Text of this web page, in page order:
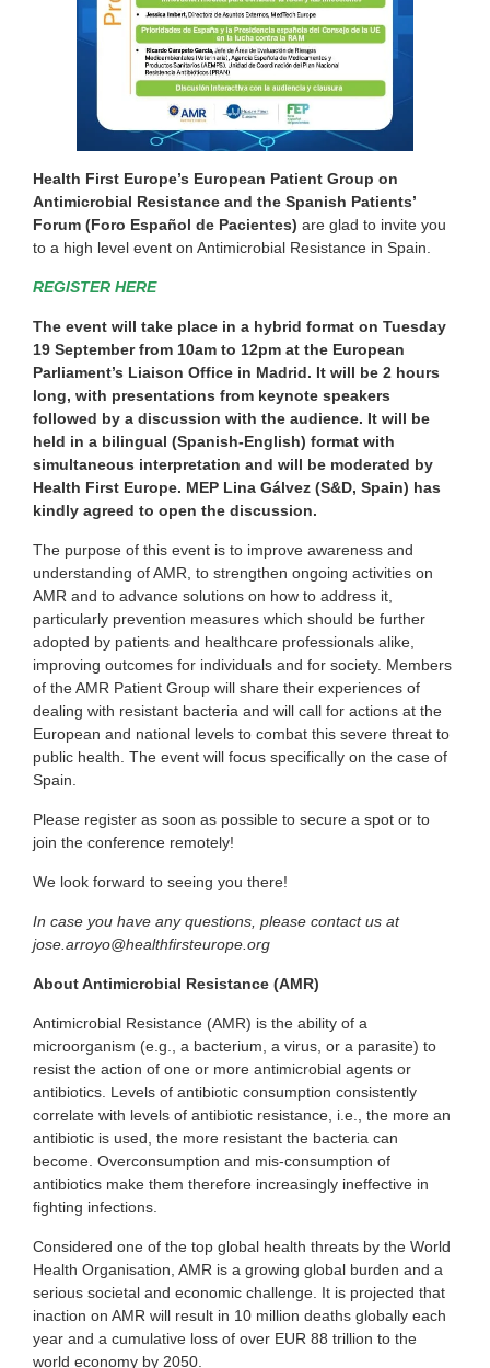
Health First Europe’s European Patient Group on
Antimicrobial Resistance and the Spanish Patients’
Forum (Foro Español de Pacientes) are glad to invite you
to a high level event on Antimicrobial Resistance in Spain.
REGISTER HERE
The event will take place in a hybrid format on Tuesday
19 September from 10am to 12pm at the European
Parliament’s Liaison Office in Madrid. It will be 2 hours
long, with presentations from keynote speakers
followed by a discussion with the audience. It will be
held in a bilingual (Spanish-English) format with
simultaneous interpretation and will be moderated by
Health First Europe. MEP Lina Gálvez (S&D, Spain) has
kindly agreed to open the discussion.
The purpose of this event is to improve awareness and
understanding of AMR, to strengthen ongoing activities on
AMR and to advance solutions on how to address it,
particularly prevention measures which should be further
adopted by patients and healthcare professionals alike,
improving outcomes for individuals and for society. Members
of the AMR Patient Group will share their experiences of
dealing with resistant bacteria and will call for actions at the
European and national levels to combat this severe threat to
public health. The event will focus specifically on the case of
Spain.
Please register as soon as possible to secure a spot or to
join the conference remotely!
We look forward to seeing you there!
I n case you have any questions, please contact us at
jose.arroyo@healthfirsteurope.org
About Antimicrobial Resistance (AMR)
Antimicrobial Resistance (AMR) is the ability of a
microorganism (e.g., a bacterium, a virus, or a parasite) to
resist the action of one or more antimicrobial agents or
antibiotics. Levels of antibiotic consumption consistently
correlate with levels of antibiotic resistance, i.e., the more an
antibiotic is used, the more resistant the bacteria can
become. Overconsumption and mis-consumption of
antibiotics make them therefore increasingly ineffective in
fighting infections.
Considered one of the top global health threats by the World
Health Organisation, AMR is a growing global burden and a
serious societal and economic challenge. It is projected that
inaction on AMR will result in 10 million deaths globally each
year and a cumulative loss of over EUR 88 trillion to the
world economy by 2050.